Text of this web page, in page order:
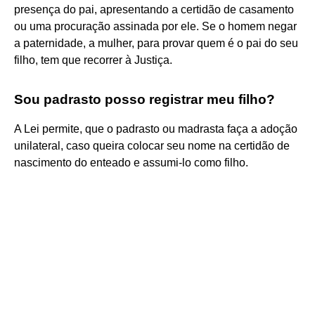
presença do pai, apresentando a certidão de casamento
ou uma procuração assinada por ele. Se o homem negar
a paternidade, a mulher, para provar quem é o pai do seu
filho, tem que recorrer à Justiça.
Sou padrasto posso registrar meu filho?
A Lei permite, que o padrasto ou madrasta faça a adoção
unilateral, caso queira colocar seu nome na certidão de
nascimento do enteado e assumi-lo como filho.